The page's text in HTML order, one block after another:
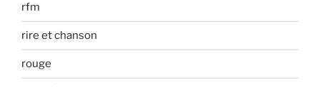
rfm
rire et chanson
rouge